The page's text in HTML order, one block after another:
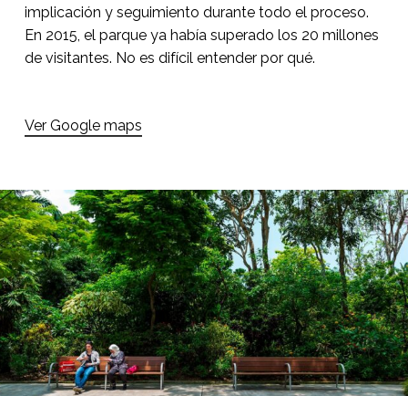
implicación y seguimiento durante todo el proceso.
En 2015, el parque ya había superado los 20 millones
de visitantes. No es difícil entender por qué.
Ver Google maps